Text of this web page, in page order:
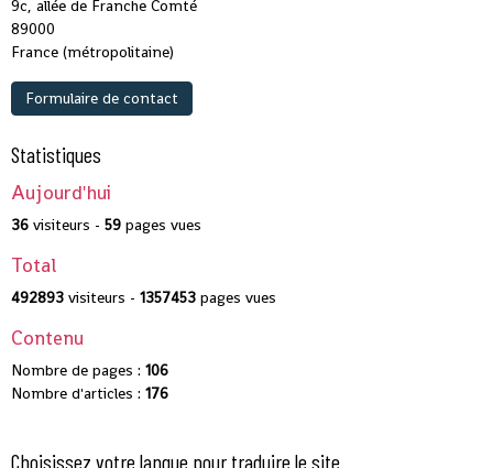
9c, allée de Franche Comté
89000
France (métropolitaine)
Formulaire de contact
Statistiques
Aujourd'hui
36 visiteurs - 59 pages vues
Total
492893 visiteurs - 1357453 pages vues
Contenu
Nombre de pages : 106
Nombre d'articles : 176
Choisissez votre langue pour traduire le site